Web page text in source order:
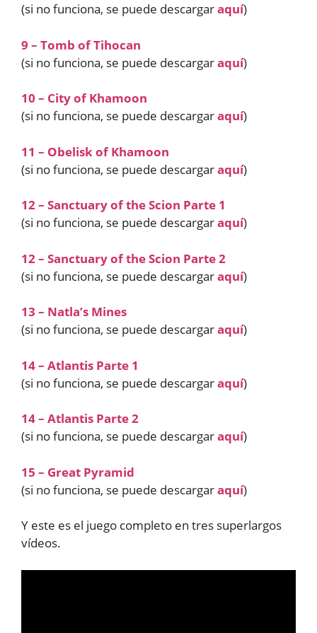
(si no funciona, se puede descargaraquí)
9 – Tomb of Tihocan
(si no funciona, se puede descargaraquí)
10 – City of Khamoon
(si no funciona, se puede descargaraquí)
11 – Obelisk of Khamoon
(si no funciona, se puede descargaraquí)
12 – Sanctuary of the Scion Parte 1
(si no funciona, se puede descargaraquí)
12 – Sanctuary of the Scion Parte 2
(si no funciona, se puede descargaraquí)
13 – Natla’s Mines
(si no funciona, se puede descargaraquí)
14 – Atlantis Parte 1
(si no funciona, se puede descargaraquí)
14 – Atlantis Parte 2
(si no funciona, se puede descargaraquí)
15 – Great Pyramid
(si no funciona, se puede descargaraquí)
Y este es el juego completo en tres superlargos
vídeos.